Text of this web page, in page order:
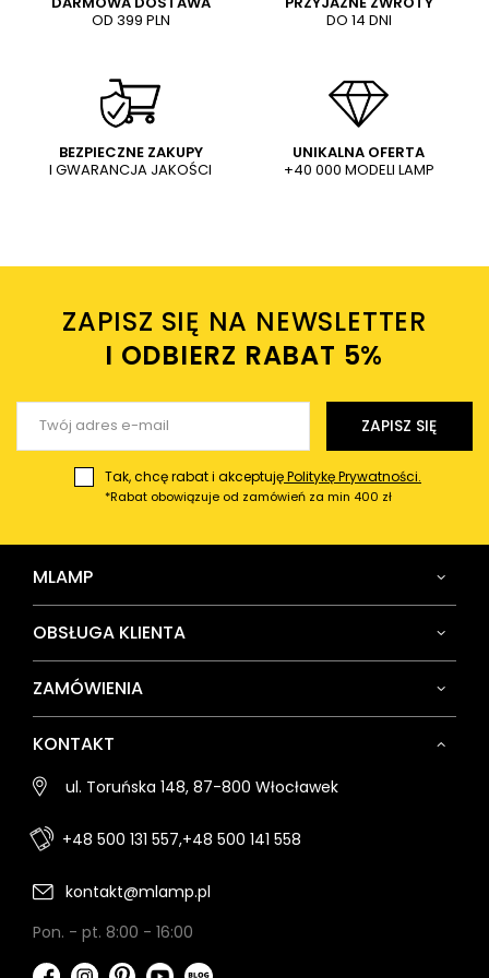
dysk czarny
502,00 PLN
czarna
621,00 PLN
Treść twojej opinii
Dodaj własne zdjęcie produktu:
Twoje imię
Twój email
OD 399 PLN
DO 14 DNI
BEZPIECZNE ZAKUPY
I GWARANCJA JAKOŚCI
UNIKALNA OFERTA
+40 000 MODELI LAMP
ZAPISZ SIĘ NA NEWSLETTER
I ODBIERZ RABAT 5%ㅤ
ZAPISZ SIĘ
Tak, chcę rabat i akceptujęPolitykę Prywatności.
*Rabat obowiązuje od zamówień za min 400 zł
MLAMP
OBSŁUGA KLIENTA
ZAMÓWIENIA
KONTAKT
ul. Toruńska 148, 87-800 Włocławek
+48 500 131 557,+48 500 141 558
kontakt@mlamp.pl
Pon. - pt. 8:00 - 16:00